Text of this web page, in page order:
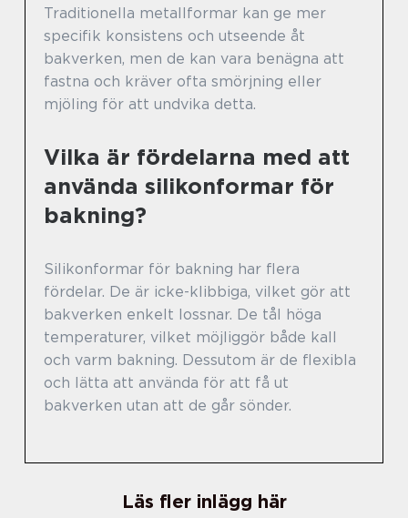
Traditionella metallformar kan ge mer
specifik konsistens och utseende åt
bakverken, men de kan vara benägna att
fastna och kräver ofta smörjning eller
mjöling för att undvika detta.
Vilka är fördelarna med att
använda silikonformar för
bakning?
Silikonformar för bakning har flera
fördelar. De är icke-klibbiga, vilket gör att
bakverken enkelt lossnar. De tål höga
temperaturer, vilket möjliggör både kall
och varm bakning. Dessutom är de flexibla
och lätta att använda för att få ut
bakverken utan att de går sönder.
Läs fler inlägg här